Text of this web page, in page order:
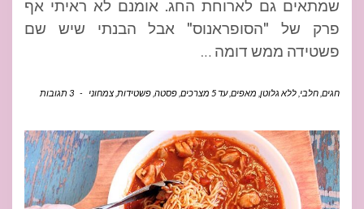
שמתאים גם לארוחת החג. אומנם לא ראיתי אף
פרק של "הסופראנוס" אבל הבנתי שיש שם
פשטידה ממש דומה …
חגים חלבי ללא גלוטן מאפים ,עד 5 מצרכים פסטה פשטידות צמחוני - 3 תגובות